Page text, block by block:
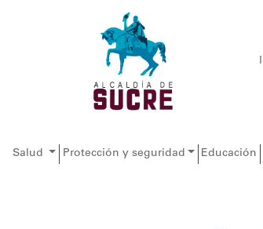
Salud Protección y seguridad Educación